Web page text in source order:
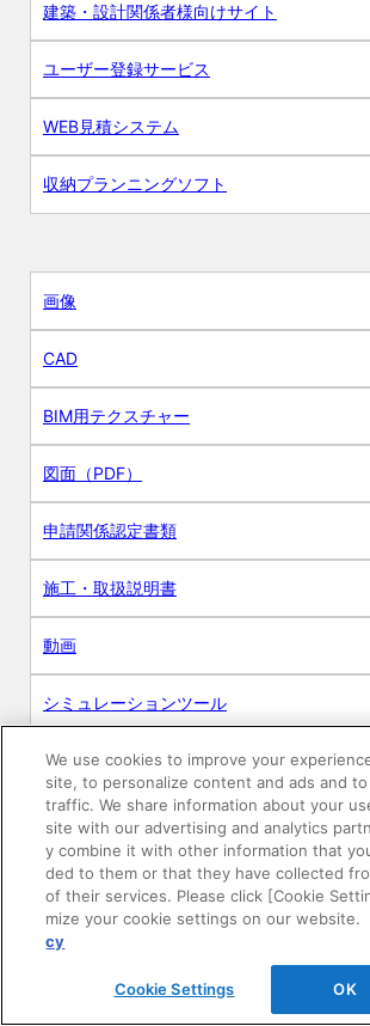
建築・設計関係者様向けサイト
ユーザー登録サービス
WEB見積システム
収納プランニングソフト
画像
CAD
BIM用テクスチャー
図面（PDF）
申請関係認定書類
施工・取扱説明書
動画
シミュレーションツール
24時間換気システム〈エアスマート〉
簡易設計見積ソフト
R&Dセンター環境測定・分析サービス
商品マスター申し込み
We use cookies to improve your
site, to personalize content and ads and
traffic. We share information about your
site with our advertising and analytics
y combine it with other information that
ded to them or that they have collected
of their services. Please click [Cookie
mize your cookie settings on our website.
cy
Cookie Settings OK